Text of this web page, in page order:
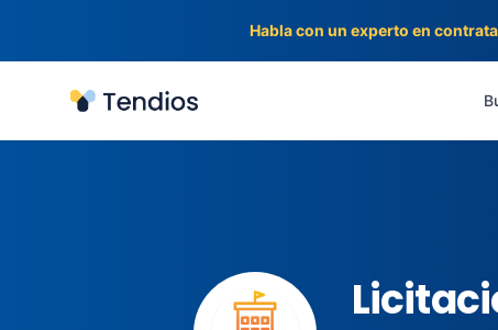
Habla con un experto en
Tendios